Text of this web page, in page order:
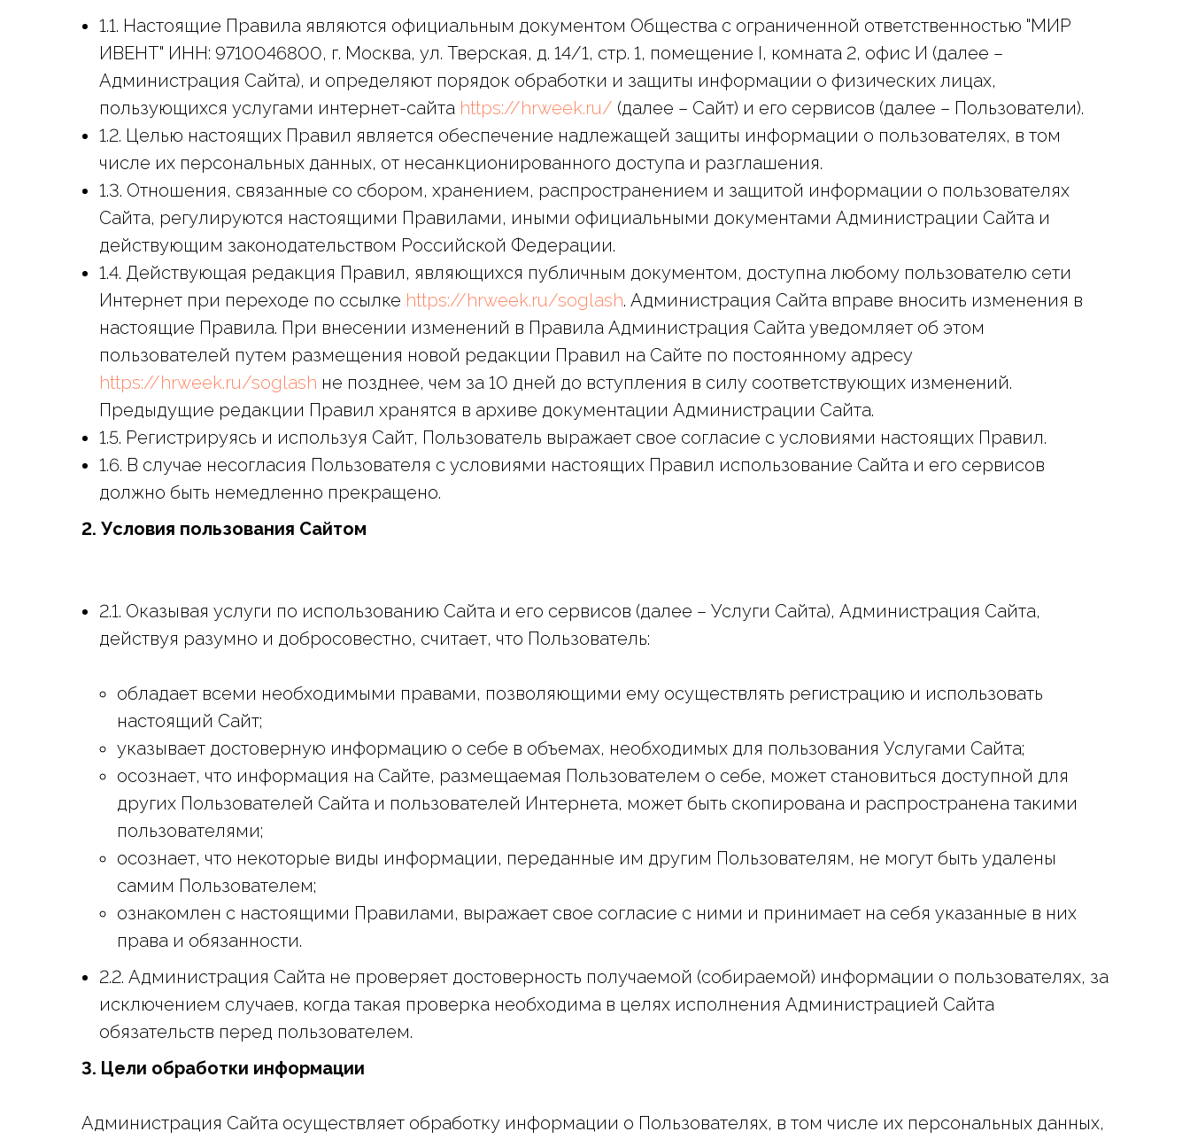
1.1. Настоящие Правила являются официальным документом Общества с ограниченной ответственностью "МИР
ИВЕНТ" ИНН: 9710046800, г. Москва, ул. Тверская, д. 14/1, стр. 1, помещение I, комната 2, офис И (далее –
Администрация Сайта), и определяют порядок обработки и защиты информации о физических лицах,
пользующихся услугами интернет-сайта https://hrweek.ru/ (далее – Сайт) и его сервисов (далее – Пользователи).
1.2. Целью настоящих Правил является обеспечение надлежащей защиты информации о пользователях, в том
числе их персональных данных, от несанкционированного доступа и разглашения.
1.3. Отношения, связанные со сбором, хранением, распространением и защитой информации о пользователях
Сайта, регулируются настоящими Правилами, иными официальными документами Администрации Сайта и
действующим законодательством Российской Федерации.
1.4. Действующая редакция Правил, являющихся публичным документом, доступна любому пользователю сети
Интернет при переходе по ссылке https://hrweek.ru/soglash. Администрация Сайта вправе вносить изменения в
настоящие Правила. При внесении изменений в Правила Администрация Сайта уведомляет об этом
пользователей путем размещения новой редакции Правил на Сайте по постоянному адресу
https://hrweek.ru/soglash не позднее, чем за 10 дней до вступления в силу соответствующих изменений.
Предыдущие редакции Правил хранятся в архиве документации Администрации Сайта.
1.5. Регистрируясь и используя Сайт, Пользователь выражает свое согласие с условиями настоящих Правил.
1.6. В случае несогласия Пользователя с условиями настоящих Правил использование Сайта и его сервисов
должно быть немедленно прекращено.
2. Условия пользования Сайтом
2.1. Оказывая услуги по использованию Сайта и его сервисов (далее – Услуги Сайта), Администрация Сайта,
действуя разумно и добросовестно, считает, что Пользователь:
обладает всеми необходимыми правами, позволяющими ему осуществлять регистрацию и использовать
настоящий Сайт;
указывает достоверную информацию о себе в объемах, необходимых для пользования Услугами Сайта;
осознает, что информация на Сайте, размещаемая Пользователем о себе, может становиться доступной для
других Пользователей Сайта и пользователей Интернета, может быть скопирована и распространена такими
пользователями;
осознает, что некоторые виды информации, переданные им другим Пользователям, не могут быть удалены
самим Пользователем;
ознакомлен с настоящими Правилами, выражает свое согласие с ними и принимает на себя указанные в них
права и обязанности.
2.2. Администрация Сайта не проверяет достоверность получаемой (собираемой) информации о пользователях, за
исключением случаев, когда такая проверка необходима в целях исполнения Администрацией Сайта
обязательств перед пользователем.
3. Цели обработки информации
Администрация Сайта осуществляет обработку информации о Пользователях, в том числе их персональных данных,